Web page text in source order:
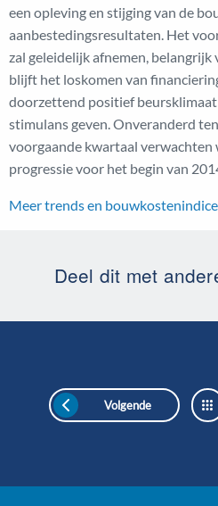
een opleving en stijging van de
aanbestedingsresultaten. Het
zal geleidelijk afnemen,
blijft het loskomen van
doorzettend positief
stimulans geven. Onveranderd
voorgaande kwartaal verwachten
progressie voor het begin van
Meer trends en
Deel dit met
Volgende